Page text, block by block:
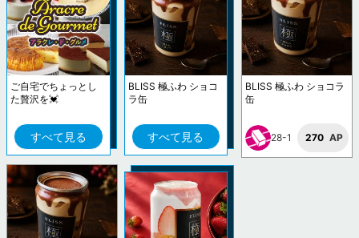
ご自宅でちょっとし
た贅沢を💓
すべて見る
BLISS 極ふわ ショコ
ラ缶
すべて見る
BLISS 極ふわ ショコラ
缶
28-1 270 AP